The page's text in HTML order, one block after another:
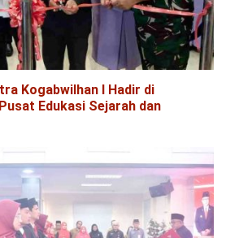
Kogabwilhan I Hadir di
Edukasi Sejarah dan